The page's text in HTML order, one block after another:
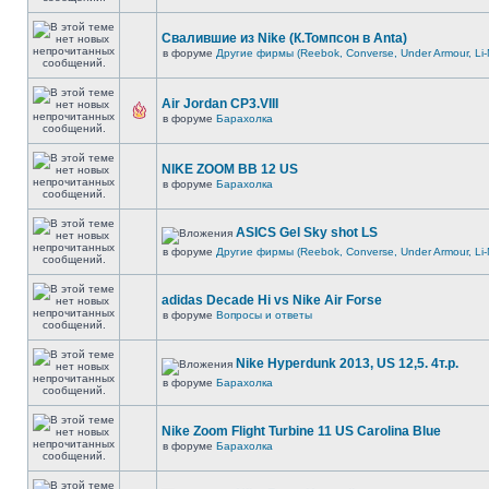
Свалившие из Nike (К.Томпсон в Anta)
в форуме Другие фирмы (Reebok, Converse, Under Armour, Li-
Air Jordan CP3.VIII
в форуме Барахолка
NIKE ZOOM BB 12 US
в форуме Барахолка
ASICS Gel Sky shot LS
в форуме Другие фирмы (Reebok, Converse, Under Armour, Li-
adidas Decade Hi vs Nike Air Forse
в форуме Вопросы и ответы
Nike Hyperdunk 2013, US 12,5. 4т.р.
в форуме Барахолка
Nike Zoom Flight Turbine 11 US Carolina Blue
в форуме Барахолка